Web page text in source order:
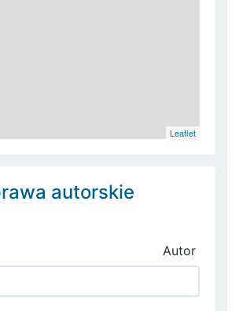
Leaflet
autorskie
Autor